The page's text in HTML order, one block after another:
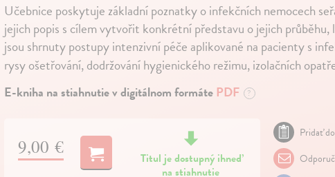
Učebnice poskytuje základní poznatky o infekčních nemocech
jejich popis s cílem vytvořit konkrétní představu o jejich
jsou shrnuty postupy intenzivní péče aplikované na pacienty s
rysy ošetřování, dodržování hygienického režimu, izolačních
E-kniha na stiahnutie v digitálnom formáte PDF ?
9,00 €
Titul je dostupný ihneď
na stiahnutie
Pridať